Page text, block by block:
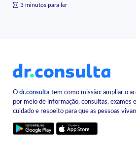
3 minutos para ler
Odr.consulta tem como missão: ampliar o
por meio de informação, consultas, exames
cuidado e respeito para que as pessoas